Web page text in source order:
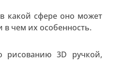
какой сфере оно может
чем их особенность.
рисованию 3D ручкой,